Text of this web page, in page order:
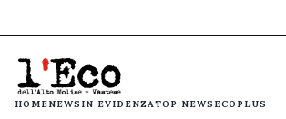
HOMENEWS IN EVIDENZATOP NEWS ECOPLUS